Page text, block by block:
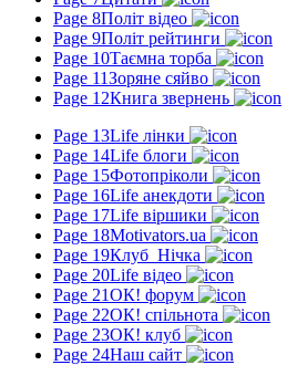
Page 8Політ відео
Page 9Політ рейтинги
Page 10Таємна торба
Page 11Зоряне сяйво
Page 12Книга звернень
Page 13Life лінки
Page 14Life блоги
Page 15Фотопріколи
Page 16Life анекдоти
Page 17Life віршики
Page 18Motivators.ua
Page 19Клуб_Нічка
Page 20Life відео
Page 21ОК! форум
Page 22ОК! спільнота
Page 23ОК! клуб
Page 24Наш сайт